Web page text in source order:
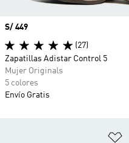
Precio
S/ 449
(27)
Zapatillas Adistar Control 5
Mujer Originals
5 colores
Envío Gratis